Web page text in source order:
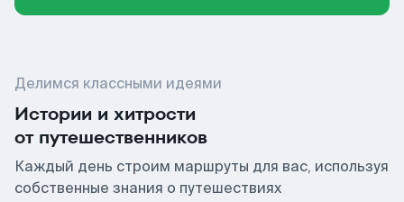
Делимся классными идеями
Истории и хитрости
от путешественников
Каждый день строим маршруты для вас, используя
собственные знания о путешествиях